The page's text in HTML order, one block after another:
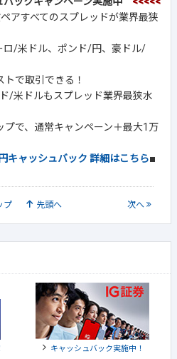
アすべてのスプレッドが業界最狭
/米ドル、ポンド/円、豪ドル/
で取引できる！
/米ドルもスプレッド業界最狭水
で、通常キャンペーン＋最大1万
キャッシュバック 詳細はこちら■
プ 先頭へ 次へ
キャッシュバック実施中！